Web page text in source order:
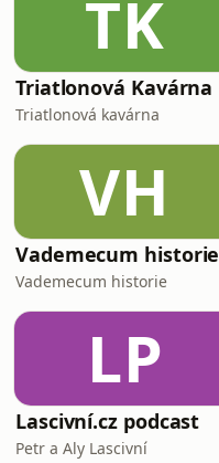
TK
Triatlonová Kavárna
Triatlonová kavárna
VH
Vademecum historie
Vademecum historie
LP
Lascivní.cz podcast
Petr a Aly Lascivní